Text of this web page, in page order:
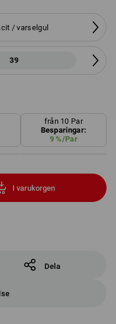
/ varselgul
39
från 10 Par
Besparingar:
9 %/Par
I varukorgen
Dela